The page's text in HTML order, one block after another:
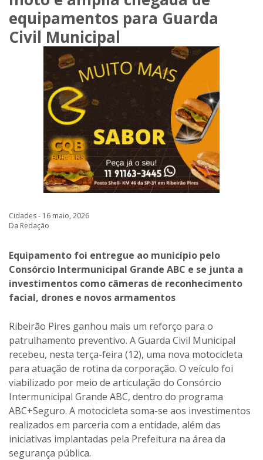
equipamentos para Guarda
Civil Municipal
Cidades - 16 maio, 2026
Da Redação
Equipamento foi entregue ao município pelo
Consórcio Intermunicipal Grande ABC e se junta a
investimentos como câmeras de reconhecimento
facial, drones e novos armamentos
Ribeirão Pires ganhou mais um reforço para o
patrulhamento preventivo. A Guarda Civil Municipal
recebeu, nesta terça-feira (12), uma nova motocicleta
para atuação de rotina da corporação. O veículo foi
viabilizado por meio de articulação do Consórcio
Intermunicipal Grande ABC, dentro do programa
ABC+Seguro. A motocicleta soma-se aos investimentos
realizados em parceria com a entidade, além das
iniciativas implantadas pela Prefeitura na área da
segurança pública.